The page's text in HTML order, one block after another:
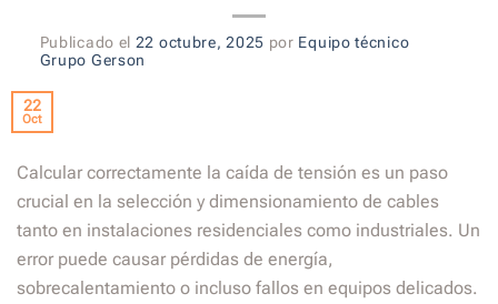
Publicado el 22 octubre, 2025 por Equipo técnico
Grupo Gerson
22
Oct
Calcular correctamente la caída de tensión es un paso
crucial en la selección y dimensionamiento de cables
tanto en instalaciones residenciales como industriales. Un
error puede causar pérdidas de energía,
sobrecalentamiento o incluso fallos en equipos delicados.